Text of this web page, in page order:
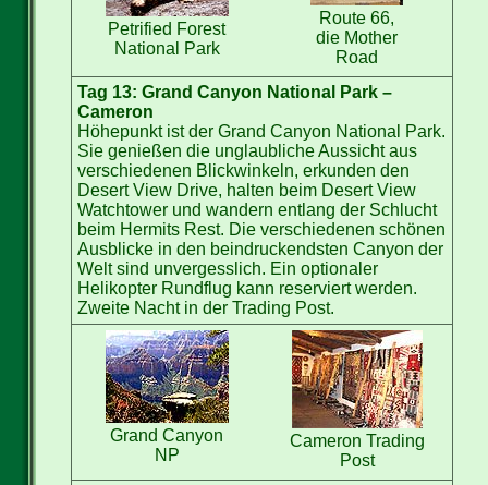
Petrified Forest
National Park
Route 66,
die Mother
Road
Tag 13: Grand Canyon National Park –
Cameron
Höhepunkt ist der Grand Canyon National Park.
Sie genießen die unglaubliche Aussicht aus
verschiedenen Blickwinkeln, erkunden den
Desert View Drive, halten beim Desert View
Watchtower und wandern entlang der Schlucht
beim Hermits Rest. Die verschiedenen schönen
Ausblicke in den beindruckendsten Canyon der
Welt sind unvergesslich. Ein optionaler
Helikopter Rundflug kann reserviert werden.
Zweite Nacht in der Trading Post.
Grand Canyon
NP
Cameron Trading
Post